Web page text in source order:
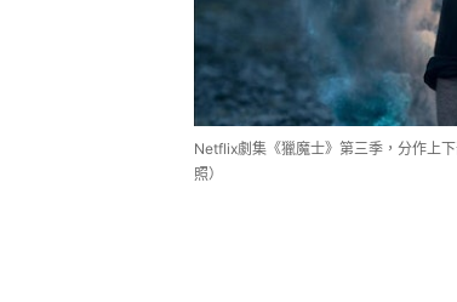
Netflix劇集《獵魔士》第三季，分作上
照）